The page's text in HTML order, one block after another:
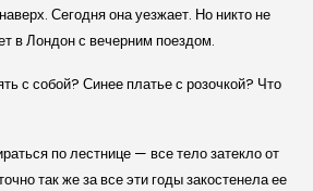
Сегодня она уезжает. Но никто не
в Лондон с вечерним поездом.
с собой? Синее платье с розочкой? Что
по лестнице — все тело затекло от
так же за все эти годы закостенела ее